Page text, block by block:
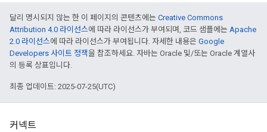
달리 명시되지 않는 한 이 페이지의 콘텐츠에는 Creative Commons
Attribution 4.0 라이선스에 따라 라이선스가 부여되며, 코드 샘플에는 Apache
2.0 라이선스에 따라 라이선스가 부여됩니다. 자세한 내용은 Google
Developers 사이트 정책을 참조하세요. 자바는 Oracle 및/또는 Oracle 계열사
의 등록 상표입니다.
최종 업데이트: 2025-07-25(UTC)
커넥트